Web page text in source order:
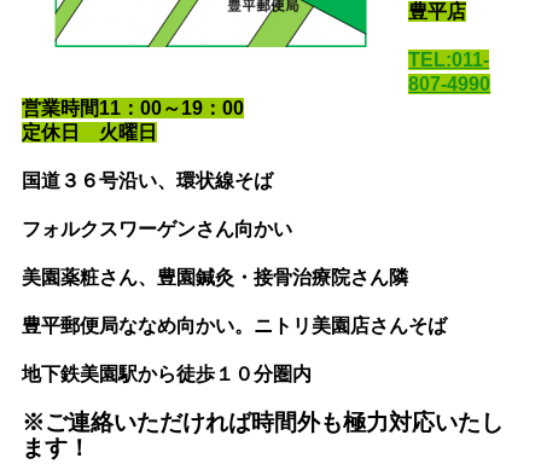
豊平店
TEL:011-
807-4990
営業時間11：00～19：00
定休日 火曜日
国道３６号沿い、環状線そば
フォルクスワーゲンさん向かい
美園薬粧さん、豊園鍼灸・接骨治療院さん隣
豊平郵便局ななめ向かい。ニトリ美園店さんそば
地下鉄美園駅から徒歩１０分圏内
※ご連絡いただければ時間外も極力対応いたし
ます！